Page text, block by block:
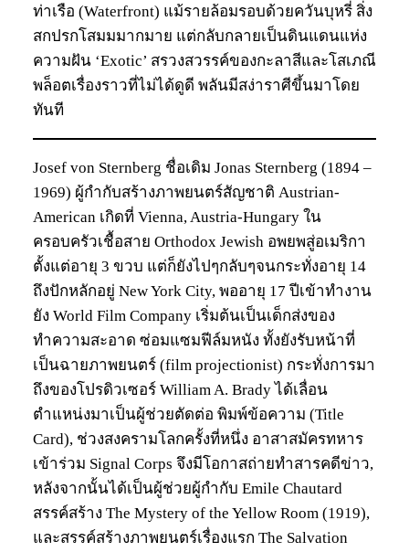
ท่าเรือ (Waterfront) แม้รายล้อมรอบด้วยควันบุหรี่ สิ่ง
สกปรกโสมมมากมาย แต่กลับกลายเป็นดินแดนแห่ง
ความฝัน ‘Exotic’ สรวงสวรรค์ของกะลาสีและโสเภณี
พล็อตเรื่องราวที่ไม่ได้ดูดี พลันมีสง่าราศีขึ้นมาโดย
ทันที
Josef von Sternberg ชื่อเดิม Jonas Sternberg (1894 –
1969) ผู้กำกับสร้างภาพยนตร์สัญชาติ Austrian-
American เกิดที่ Vienna, Austria-Hungary ใน
ครอบครัวเชื้อสาย Orthodox Jewish อพยพสู่อเมริกา
ตั้งแต่อายุ 3 ขวบ แต่ก็ยังไปๆกลับๆจนกระทั่งอายุ 14
ถึงปักหลักอยู่ New York City, พออายุ 17 ปีเข้าทำงาน
ยัง World Film Company เริ่มต้นเป็นเด็กส่งของ
ทำความสะอาด ซ่อมแซมฟีล์มหนัง ทั้งยังรับหน้าที่
เป็นฉายภาพยนตร์ (film projectionist) กระทั่งการมา
ถึงของโปรดิวเซอร์ William A. Brady ได้เลื่อน
ตำแหน่งมาเป็นผู้ช่วยตัดต่อ พิมพ์ข้อความ (Title
Card), ช่วงสงครามโลกครั้งที่หนึ่ง อาสาสมัครทหาร
เข้าร่วม Signal Corps จึงมีโอกาสถ่ายทำสารคดีข่าว,
หลังจากนั้นได้เป็นผู้ช่วยผู้กำกับ Emile Chautard
สรรค์สร้าง The Mystery of the Yellow Room (1919),
และสรรค์สร้างภาพยนตร์เรื่องแรก The Salvation